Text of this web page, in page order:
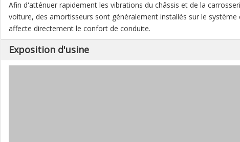
Afin d'atténuer rapidement les vibrations du châssis et de la
voiture, des amortisseurs sont généralement installés sur le
affecte directement le confort de conduite.
Exposition d'usine